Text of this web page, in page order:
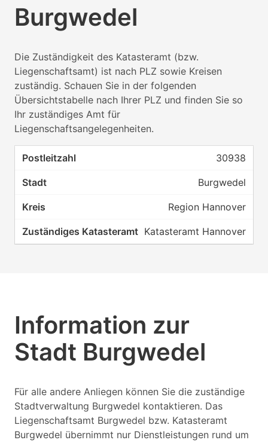
Burgwedel
Die Zuständigkeit des Katasteramt (bzw.
Liegenschaftsamt) ist nach PLZ sowie Kreisen
zuständig. Schauen Sie in der folgenden
Übersichtstabelle nach Ihrer PLZ und finden Sie so
Ihr zuständiges Amt für
Liegenschaftsangelegenheiten.
30938
Burgwedel
Region Hannover
Katasteramt Hannover
Information zur
Stadt Burgwedel
Für alle andere Anliegen können Sie die zuständige
Stadtverwaltung Burgwedel kontaktieren. Das
Liegenschaftsamt Burgwedel bzw. Katasteramt
Burgwedel übernimmt nur Dienstleistungen rund um